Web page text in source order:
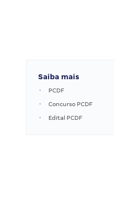
Saiba mais
PCDF
Concurso PCDF
Edital PCDF